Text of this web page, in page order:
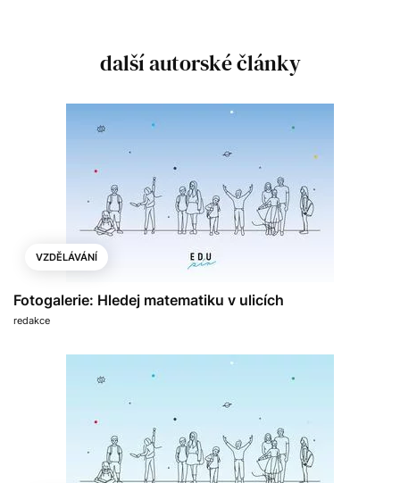
další autorské články
VZDĚLÁVÁNÍ
Fotogalerie: Hledej matematiku v ulicích
redakce